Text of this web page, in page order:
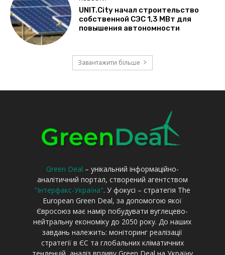
Green Deal – унікальний інформаційно-
аналітичний портал, створений агентством
"Інтерфакс-Україна". У фокусі – стратегія The
European Green Deal, за допомогою якої
Євросоюз має намір побудувати вуглецево-
нейтральну економіку до 2050 року. До наших
завдань належить: моніторинг реалізації
стратегії в ЄС та глобальних кліматичних